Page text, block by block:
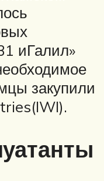
иГалил»
закупили